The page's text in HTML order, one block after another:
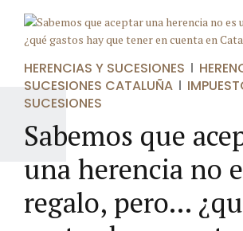
HERENCIAS Y SUCESIONES
SUCESIONES CATALUÑA
SUCESIONES
Sabemos que
una herencia no
regalo, pero…